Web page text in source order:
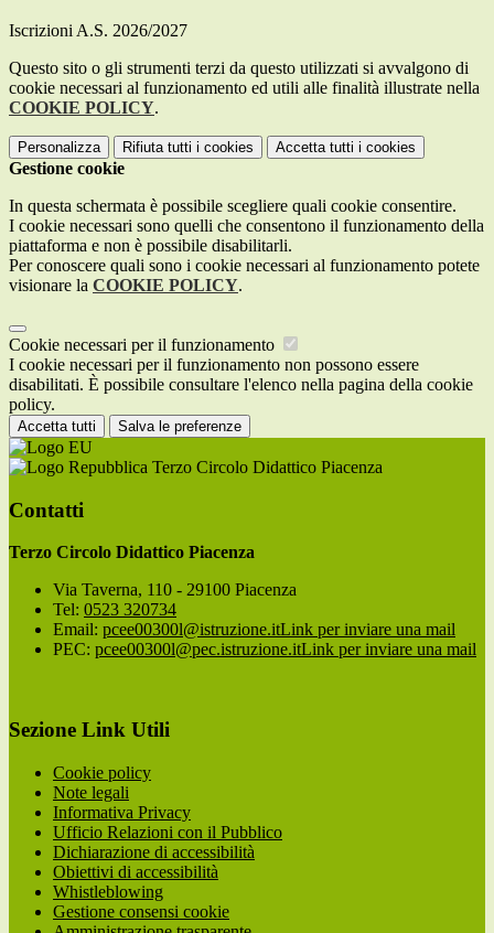
Iscrizioni A.S. 2026/2027
Questo sito o gli strumenti terzi da questo utilizzati si avvalgono di
cookie necessari al funzionamento ed utili alle finalità illustrate nella
COOKIE POLICY.
Personalizza Rifiuta tutti i cookies Accetta tutti i cookies
Gestione cookie
In questa schermata è possibile scegliere quali cookie consentire.
I cookie necessari sono quelli che consentono il funzionamento della
piattaforma e non è possibile disabilitarli.
Per conoscere quali sono i cookie necessari al funzionamento potete
visionare la COOKIE POLICY.
Cookie necessari per il funzionamento
I cookie necessari per il funzionamento non possono essere
disabilitati. È possibile consultare l'elenco nella pagina della cookie
policy.
Accetta tutti Salva le preferenze
Terzo Circolo Didattico Piacenza
Contatti
Terzo Circolo Didattico Piacenza
Via Taverna, 110 - 29100 Piacenza
Tel: 0523 320734
Email: pcee00300l@istruzione.itLink per inviare una mail
PEC: pcee00300l@pec.istruzione.itLink per inviare una mail
Sezione Link Utili
Cookie policy
Note legali
Informativa Privacy
Ufficio Relazioni con il Pubblico
Dichiarazione di accessibilità
Obiettivi di accessibilità
Whistleblowing
Gestione consensi cookie